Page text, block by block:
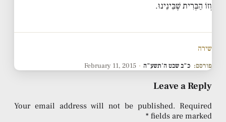
וְזוֹ הַבְּרִית שֶׁבֵּינֵינוּ.
שירה
פורסם: כ"ב שבט ה'תשע"ה ·
February 11, 2015
Leave a Reply
Your email address will not be published. Required
fields are marked
*